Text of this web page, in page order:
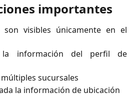
importantes
son visibles únicamente en el
la información del perfil de
sucursales
la información de ubicación